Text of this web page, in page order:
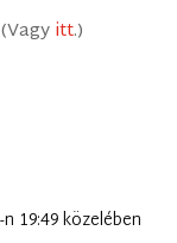
itt.)
19:49 közelében